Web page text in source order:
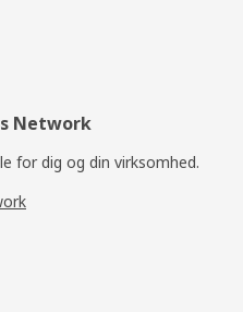
Network
for dig og din virksomhed.